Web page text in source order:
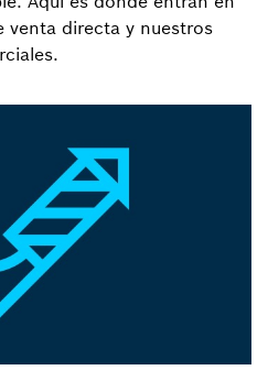
venta directa y nuestros